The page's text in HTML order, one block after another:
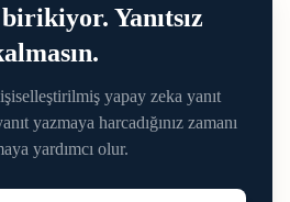
Yanıtsız
yapay zeka yanıt
yazmaya harcadığınız zamanı
yardımcı olur.